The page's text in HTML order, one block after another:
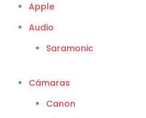
Apple
Audio
Saramonic
Cámaras
Canon